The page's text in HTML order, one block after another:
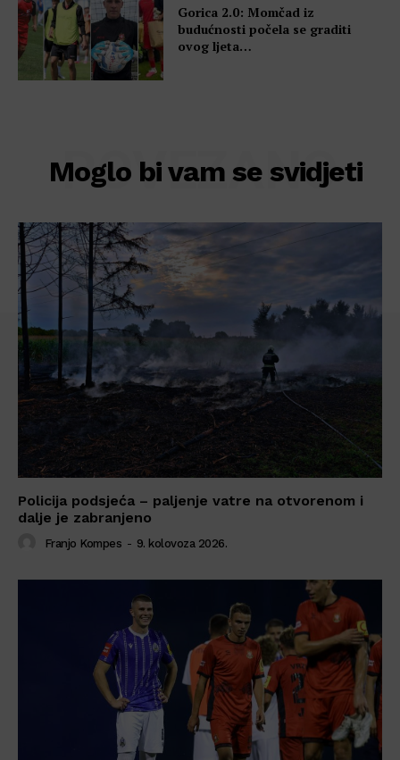
Gorica 2.0: Momčad iz
budućnosti počela se graditi
ovog ljeta…
Moglo bi vam se svidjeti
POVEZANO
Policija podsjeća – paljenje vatre na otvorenom i
dalje je zabranjeno
Franjo Kompes - 9. kolovoza 2026.